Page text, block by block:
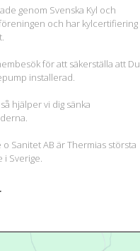
genom Svenska Kyl och
och har kylcertifiering
för att säkerställa att Du
installerad.
hjälper vi dig sänka
o Sanitet AB är Thermias största